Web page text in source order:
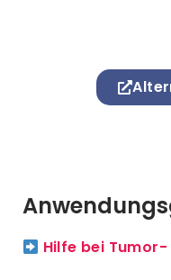
Hilfe bei